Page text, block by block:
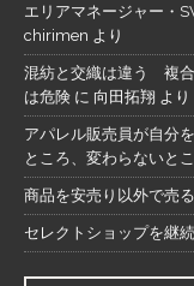
エリアマネージャー・
chirimen より
混紡と交織は違う 複
は危険 に 向田拓翔 より
アパレル販売員が自分
ところ、変わらないとこ
商品を安売り以外で売
セレクトショップを継